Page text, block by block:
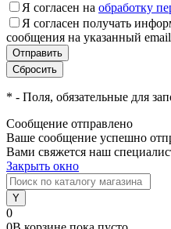
Я согласен на обработку
Я согласен получать
сообщения на указанный
* - Поля, обязательные для
Сообщение отправлено
Ваше сообщение успешно
Вами свяжется наш
Закрыть окно
0